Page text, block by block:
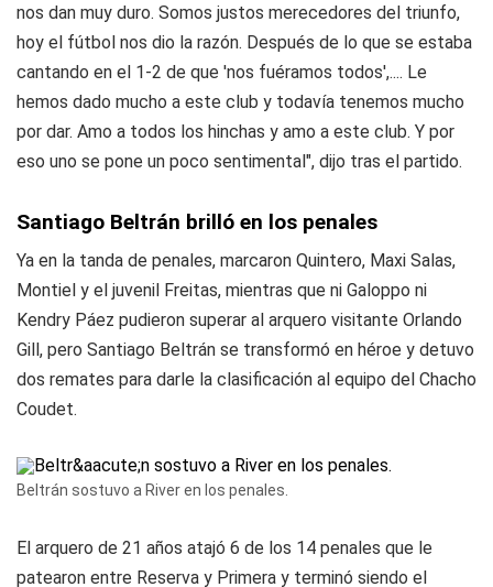
nos dan muy duro. Somos justos merecedores del triunfo,
hoy el fútbol nos dio la razón. Después de lo que se estaba
cantando en el 1-2 de que 'nos fuéramos todos',.... Le
hemos dado mucho a este club y todavía tenemos mucho
por dar. Amo a todos los hinchas y amo a este club. Y por
eso uno se pone un poco sentimental", dijo tras el partido.
Santiago Beltrán brilló en los penales
Ya en la tanda de penales, marcaron Quintero, Maxi Salas,
Montiel y el juvenil Freitas, mientras que ni Galoppo ni
Kendry Páez pudieron superar al arquero visitante Orlando
Gill, pero Santiago Beltrán se transformó en héroe y detuvo
dos remates para darle la clasificación al equipo del Chacho
Coudet.
Beltrán sostuvo a River en los penales.
El arquero de 21 años atajó 6 de los 14 penales que le
patearon entre Reserva y Primera y terminó siendo el